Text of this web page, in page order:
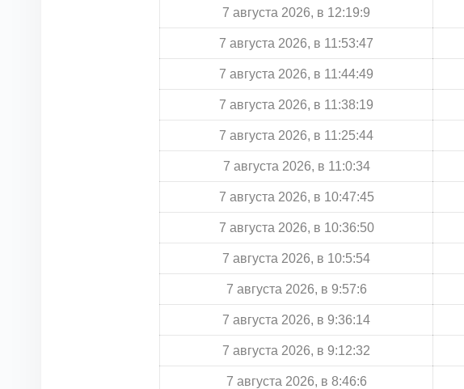
7 августа 2026, в 12:19:9
7 августа 2026, в 11:53:47
7 августа 2026, в 11:44:49
7 августа 2026, в 11:38:19
7 августа 2026, в 11:25:44
7 августа 2026, в 11:0:34
7 августа 2026, в 10:47:45
7 августа 2026, в 10:36:50
7 августа 2026, в 10:5:54
7 августа 2026, в 9:57:6
7 августа 2026, в 9:36:14
7 августа 2026, в 9:12:32
7 августа 2026, в 8:46:6